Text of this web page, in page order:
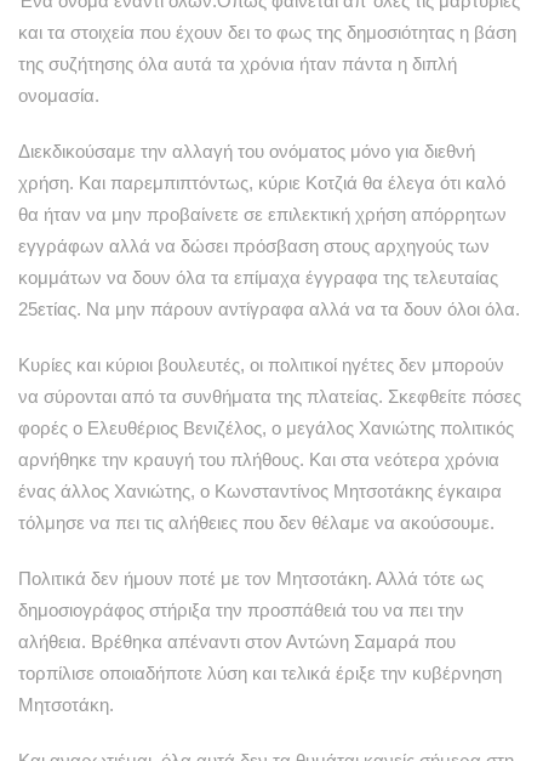
και τα στοιχεία που έχουν δει το φως της δημοσιότητας η βάση
της συζήτησης όλα αυτά τα χρόνια ήταν πάντα η διπλή
ονομασία.
Διεκδικούσαμε την αλλαγή του ονόματος μόνο για διεθνή
χρήση. Και παρεμπιπτόντως, κύριε Κοτζιά θα έλεγα ότι καλό
θα ήταν να μην προβαίνετε σε επιλεκτική χρήση απόρρητων
εγγράφων αλλά να δώσει πρόσβαση στους αρχηγούς των
κομμάτων να δουν όλα τα επίμαχα έγγραφα της τελευταίας
25ετίας. Να μην πάρουν αντίγραφα αλλά να τα δουν όλοι όλα.
Κυρίες και κύριοι βουλευτές, οι πολιτικοί ηγέτες δεν μπορούν
να σύρονται από τα συνθήματα της πλατείας. Σκεφθείτε πόσες
φορές ο Ελευθέριος Βενιζέλος, ο μεγάλος Χανιώτης πολιτικός
αρνήθηκε την κραυγή του πλήθους. Και στα νεότερα χρόνια
ένας άλλος Χανιώτης, ο Κωνσταντίνος Μητσοτάκης έγκαιρα
τόλμησε να πει τις αλήθειες που δεν θέλαμε να ακούσουμε.
Πολιτικά δεν ήμουν ποτέ με τον Μητσοτάκη. Αλλά τότε ως
δημοσιογράφος στήριξα την προσπάθειά του να πει την
αλήθεια. Βρέθηκα απέναντι στον Αντώνη Σαμαρά που
τορπίλισε οποιαδήποτε λύση και τελικά έριξε την κυβέρνηση
Μητσοτάκη.